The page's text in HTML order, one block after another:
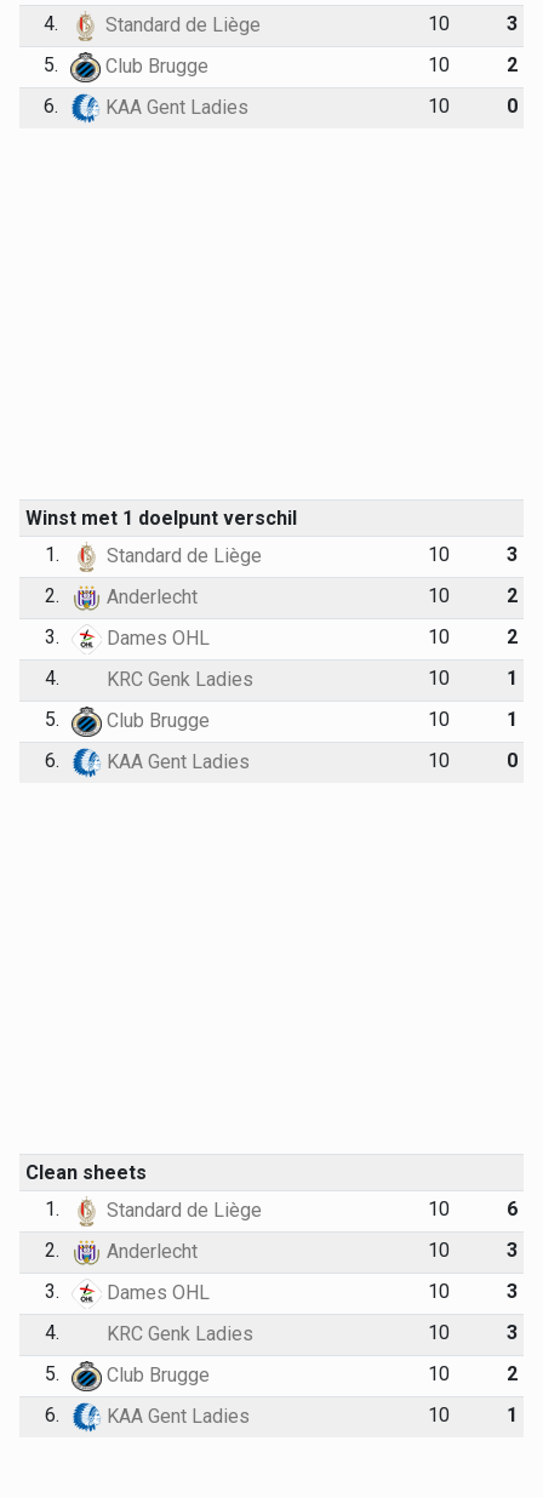
4. Standard de Liège 10
3
5.
Club Brugge 10
2
6.
KAA Gent Ladies 10 0
Winst met 1 doelpunt verschil
1.
Standard de Liège 10
3
2.
Anderlecht 10
2
3.
Dames OHL 10
2
4.
KRC Genk Ladies 10
1
5.
Club Brugge 10
1
6.
KAA Gent Ladies 10 0
Clean sheets
1.
Standard de Liège 10
6
2.
Anderlecht 10
3
3.
Dames OHL 10
3
4.
KRC Genk Ladies 10
3
5.
Club Brugge 10
2
6.
KAA Gent Ladies 10 1